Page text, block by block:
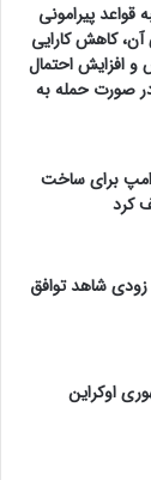
قواعد پیرامونی
کاهش کارایی
و افزایش احتمال
در صورت حمله به
برای ساخت
کرد
زودی شاهد توافق
اوکراین